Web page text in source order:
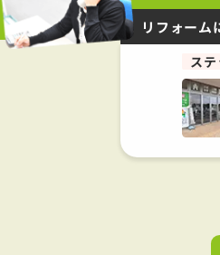
リフォーム
ス